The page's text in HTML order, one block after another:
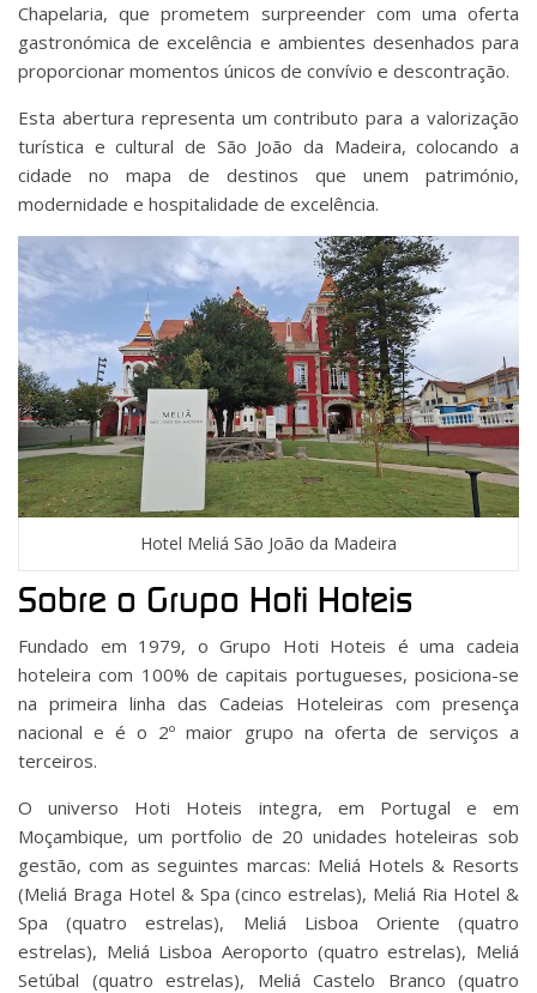
Chapelaria, que prometem surpreender com uma oferta
gastronómica de excelência e ambientes desenhados para
proporcionar momentos únicos de convívio e descontração.
Esta abertura representa um contributo para a valorização
turística e cultural de São João da Madeira, colocando a
cidade no mapa de destinos que unem património,
modernidade e hospitalidade de excelência.
Hotel Meliá São João da Madeira
Sobre o Grupo Hoti Hoteis
Fundado em 1979, o Grupo Hoti Hoteis é uma cadeia
hoteleira com 100% de capitais portugueses, posiciona-se
na primeira linha das Cadeias Hoteleiras com presença
nacional e é o 2º maior grupo na oferta de serviços a
terceiros.
O universo Hoti Hoteis integra, em Portugal e em
Moçambique, um portfolio de 20 unidades hoteleiras sob
gestão, com as seguintes marcas: Meliá Hotels & Resorts
(Meliá Braga Hotel & Spa (cinco estrelas), Meliá Ria Hotel &
Spa (quatro estrelas), Meliá Lisboa Oriente (quatro
estrelas), Meliá Lisboa Aeroporto (quatro estrelas), Meliá
Setúbal (quatro estrelas), Meliá Castelo Branco (quatro